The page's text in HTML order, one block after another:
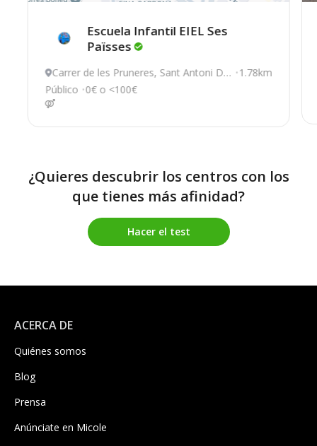
Escuela Infantil EIEL Ses
Païsses
Carrer de les Pruneres, Sant Antoni De
Portmany
1.78km
Público 0€ o <100€
¿Quieres descubrir los centros con los
que tienes más afinidad?
Hacer el test
ACERCA DE
Quiénes somos
Blog
Prensa
Anúnciate en Micole